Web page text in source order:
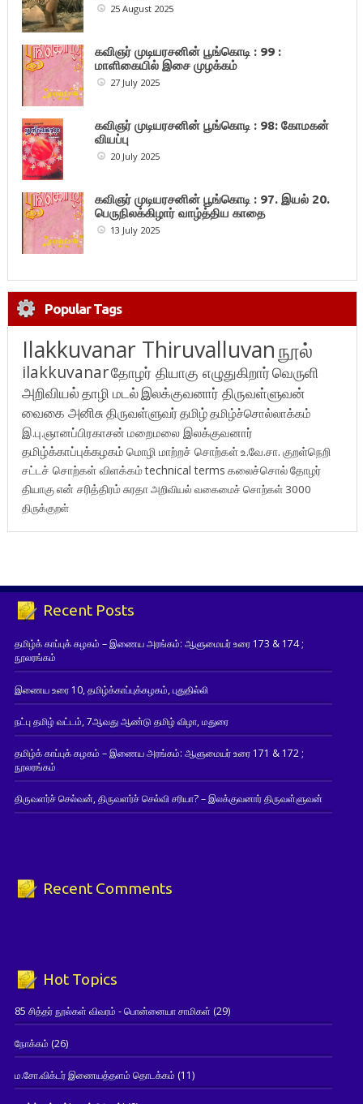
25 August 2025
கவிஞர் முடியரசனின் பூங்கொடி : 99 :
மாளிகையில் இசை முழக்கம்
27 July 2025
கவிஞர் முடியரசனின் பூங்கொடி : 98: கோமகன்
வியப்பு
20 July 2025
கவிஞர் முடியரசனின் பூங்கொடி : 97. இயல் 20.
பெருநிலக்கிழார் வாழ்த்திய காதை
13 July 2025
Popular Tags
Ilakkuvanar Thiruvalluvanநூல்
ilakkuvanarதோழர் தியாகு எழுதுகிறார்வெருளி
அறிவியல்தாழி மடல்இலக்குவனார் திருவள்ளுவன்
வைகை அனிசுதிருவள்ளுவர்தமிழ்தமிழ்ச்சொல்லாக்கம்
இ.பு.ஞானப்பிரகாசன் மறைமலை இலக்குவனார்
தமிழ்க்காப்புக்கழகம் மொழி மாற்றச் சொற்கள்உ.வே.சா. குறள்நெறி
சட்டச் சொற்கள் விளக்கம்technical terms கலைச்சொல்தோழர்
தியாகுஎன் சரித்திரம்சுரதாஅறிவியல் வகைமைச் சொற்கள் 3000
திருக்குறள்
Recent Posts
தமிழ்க் காப்புக் கழகம் – இணைய அரங்கம்: ஆளுமையர் உரை 173 & 174 ;
நூலரங்கம்
இணைய உரை 10, தமிழ்க்காப்புக்கழகம், புதுதில்லி
நட்பு தமிழ் வட்டம், 7ஆவது ஆண்டு தமிழ் விழா, மதுரை
தமிழ்க் காப்புக் கழகம் – இணைய அரங்கம்: ஆளுமையர் உரை 171 & 172 ;
நூலரங்கம்
திருவளர்ச் செல்வன், திருவளர்ச் செல்வி சரியா? – இலக்குவனார் திருவள்ளுவன்
Recent Comments
Hot Topics
85 சித்தர் நூல்கள் விவரம் - பொன்னையா சாமிகள் (29)
நோக்கம் (26)
ம.சோ.விக்டர் இணையத்தளம் தொடக்கம் (11)